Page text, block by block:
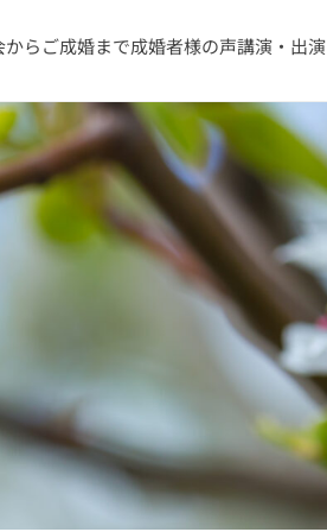
からご成婚まで成婚者様の声講演・出演